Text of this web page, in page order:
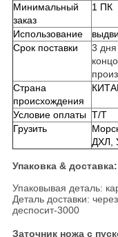
Минимальный
заказ
1 ПК
Использование
Срок поставки
3 дня
Страна
происхождения
Условие оплаты Т/Т
Грузить
ДХЛ,
Упаковка & доставка:
Упаковывая деталь:
Деталь доставки:
деспосит-3000
Заточник ножа с